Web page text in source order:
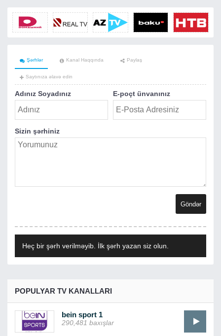
Şərhlər Kanal Haqqında Paylaş
Saytınıza əlavə edin
Adınız Soyadınız E-poçt ünvanınız
Sizin şərhiniz
Heç bir şərh verilməyib. İlk şərh yazan siz olun.
POPULYAR TV KANALLARI
bein sport 1
290,481 baxışlar